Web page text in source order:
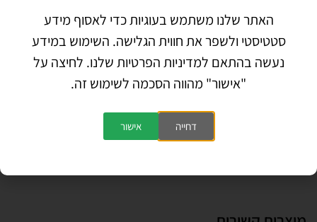
הוראות כביסה: מומלץ לכבס לפני השימוש , במכונת כביסה עד 30
האתר שלנו משתמש בעוגיות כדי לאסוף מידע
סטטיסטי ולשפר את חווית הגלישה. השימוש במידע
נעשה בהתאם למדיניות הפרטיות שלנו. לחיצה על
"אישור" מהווה הסכמה לשימוש זה.
דחייה אישור